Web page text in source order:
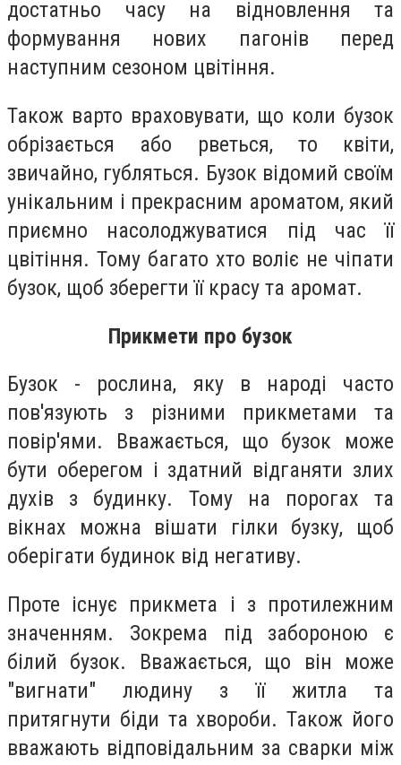
достатньо часу на відновлення та
формування нових пагонів перед
наступним сезоном цвітіння.
Також варто враховувати, що коли бузок
обрізається або рветься, то квіти,
звичайно, губляться. Бузок відомий своїм
унікальним і прекрасним ароматом, який
приємно насолоджуватися під час її
цвітіння. Тому багато хто воліє не чіпати
бузок, щоб зберегти її красу та аромат.
Прикмети про бузок
Бузок - рослина, яку в народі часто
пов'язують з різними прикметами та
повір'ями. Вважається, що бузок може
бути оберегом і здатний відганяти злих
духів з будинку. Тому на порогах та
вікнах можна вішати гілки бузку, щоб
оберігати будинок від негативу.
Проте існує прикмета і з протилежним
значенням. Зокрема під забороною є
білий бузок. Вважається, що він може
"вигнати" людину з її житла та
притягнути біди та хвороби. Також його
вважають відповідальним за сварки між